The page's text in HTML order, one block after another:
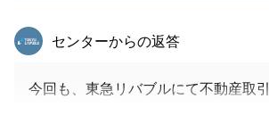
東急リバブル
センターからの返答
今回も、東急リバブルにて不動産取